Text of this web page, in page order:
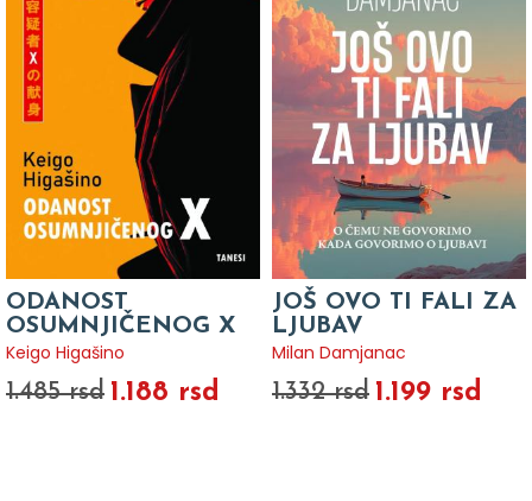
ODANOST
OSUMNJIČENOG X
Keigo Higašino
1.485 rsd 1.188 rsd
JOŠ OVO TI FALI ZA
LJUBAV
Milan Damjanac
1.332 rsd 1.199 rsd